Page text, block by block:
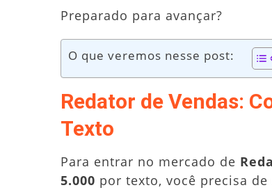
Preparado para avançar?
O que veremos nesse post:
Redator de Vendas:
Texto
Para entrar no mercado de
5.000 por texto, você precisa